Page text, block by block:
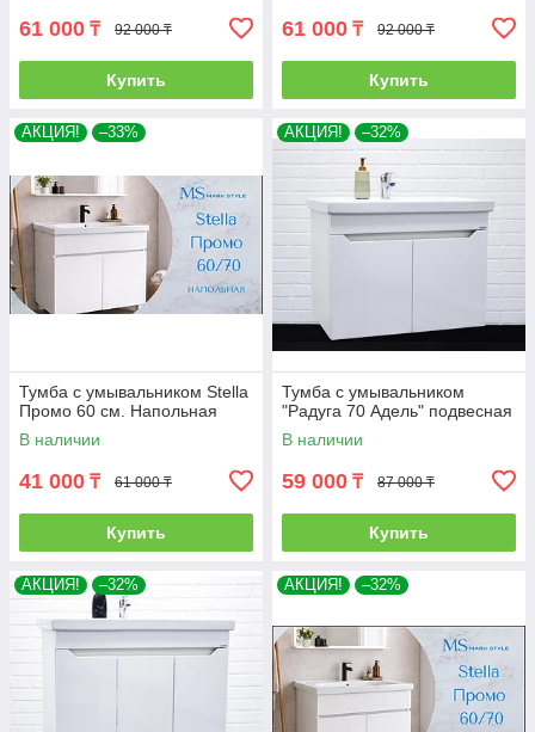
61 000 ₸ 92 000 ₸
Купить
61 000 ₸ 92 000 ₸
Купить
АКЦИЯ! –33%
Тумба с умывальником Stella
Промо 60 см. Напольная
В наличии
41 000 ₸ 61 000 ₸
Купить
АКЦИЯ! –32%
Тумба с умывальником
"Радуга 70 Адель" подвесная
В наличии
59 000 ₸ 87 000 ₸
Купить
АКЦИЯ! –32% АКЦИЯ! –32%